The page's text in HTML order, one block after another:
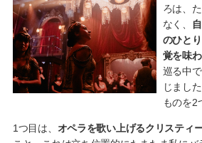
ろは、
なく、
のひと
覚を味
巡る中
じまし
ものを2
1つ目は、 オペラを歌い上げるクリスティ